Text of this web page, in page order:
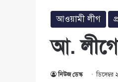
আওয়ামী লীগ
আ.
নিউজ ডেস্ক